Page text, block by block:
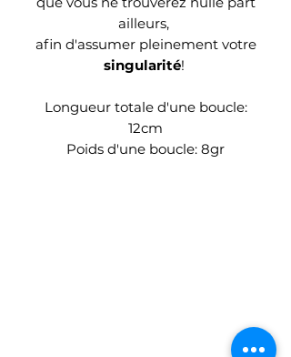
ailleurs,
afin d'assumer pleinement votre
singularité!
Longueur totale d'une boucle:
12cm
Poids d'une boucle: 8gr